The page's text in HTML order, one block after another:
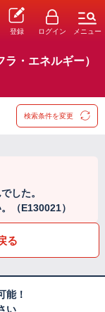
登録 ログイン メニュー
・エネルギー）
検索条件を変更
した。
（E130021）
る
能！
い